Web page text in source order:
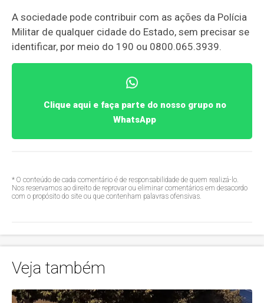
A sociedade pode contribuir com as ações da Polícia
Militar de qualquer cidade do Estado, sem precisar se
identificar, por meio do 190 ou 0800.065.3939.
Clique aqui e faça parte do nosso grupo no
WhatsApp
* O conteúdo de cada comentário é de responsabilidade de quem realizá-lo.
Nos reservamos ao direito de reprovar ou eliminar comentários em desacordo
com o propósito do site ou que contenham palavras ofensivas.
Veja também